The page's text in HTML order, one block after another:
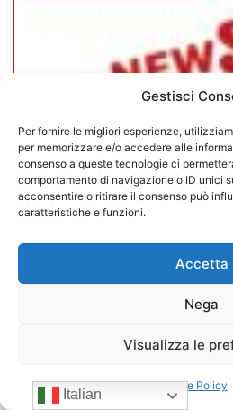
Gestisci
Per fornire le migliori esperienze,
per memorizzare e/o accedere alle
consenso a queste tecnologie ci
comportamento di navigazione o ID unici
acconsentire o ritirare il consenso può
caratteristiche e funzioni.
Accetta
Nega
Visualizza le
Cookie Policy
CONFIDA Servizi
nuovo Consiglio di
Italian